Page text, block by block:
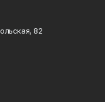
82